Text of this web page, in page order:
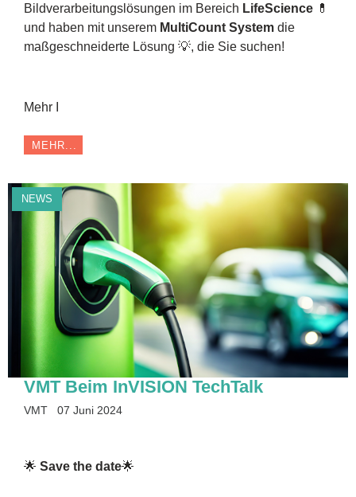
Bildverarbeitungslösungen im Bereich LifeScience 💊
und haben mit unserem MultiCount System die
maßgeschneiderte Lösung 💡, die Sie suchen!
Mehr I
MEHR...
NEWS
VMT Beim InVISION TechTalk
VMT 07 Juni 2024
🌟 Save the date🌟